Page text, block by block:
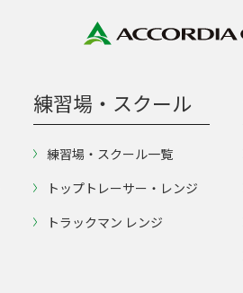
練習場・スクール
練習場・スクール一覧
トップトレーサー・レンジ
トラックマン レンジ